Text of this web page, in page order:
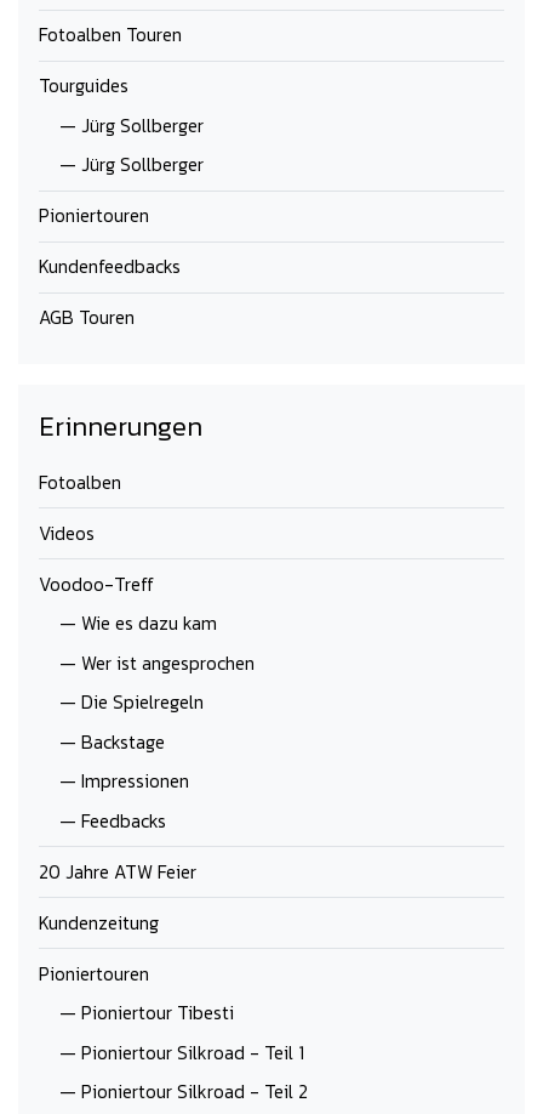
Fotoalben Touren
Tourguides
— Jürg Sollberger
— Jürg Sollberger
Pioniertouren
Kundenfeedbacks
AGB Touren
Erinnerungen
Fotoalben
Videos
Voodoo-Treff
— Wie es dazu kam
— Wer ist angesprochen
— Die Spielregeln
— Backstage
— Impressionen
— Feedbacks
20 Jahre ATW Feier
Kundenzeitung
Pioniertouren
— Pioniertour Tibesti
— Pioniertour Silkroad - Teil 1
— Pioniertour Silkroad - Teil 2